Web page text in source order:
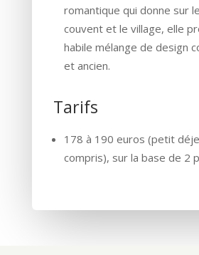
romantique qui donne sur
couvent et le village, elle
habile mélange de design
et ancien.
Tarifs
178 à 190 euros (petit
compris), sur la base de 2